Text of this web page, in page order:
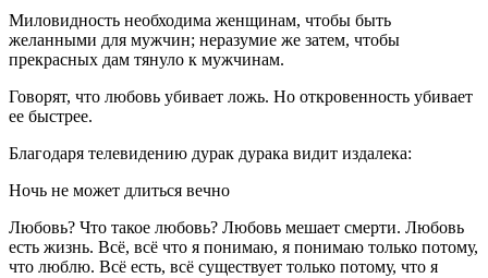
Миловидность необходима женщинам, чтобы быть
желанными для мужчин; неразумие же затем, чтобы
прекрасных дам тянуло к мужчинам.
Говорят, что любовь убивает ложь. Но откровенность убивает
ее быстрее.
Благодаря телевидению дурак дурака видит издалека:
Ночь не может длиться вечно
Любовь? Что такое любовь? Любовь мешает смерти. Любовь
есть жизнь. Всё, всё что я понимаю, я понимаю только потому,
что люблю. Всё есть, всё существует только потому, что я